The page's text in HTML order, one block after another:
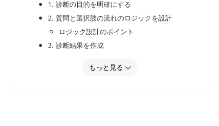
1. 診断の目的を明確にする
2. 質問と選択肢の流れのロジックを設計
ロジック設計のポイント
3. 診断結果を作成
もっと見る